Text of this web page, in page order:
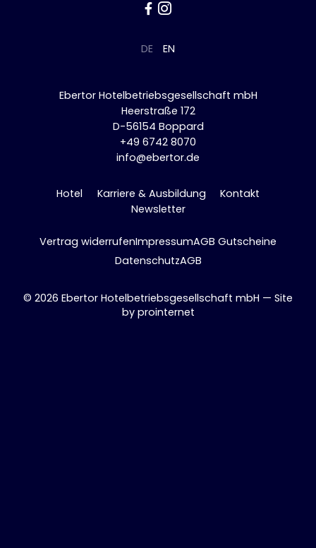
 
DE EN
Ebertor Hotelbetriebsgesellschaft mbH
Heerstraße 172
D-56154 Boppard
+49 6742 8070
info@ebertor.de
Hotel Karriere & Ausbildung
Kontakt
Newsletter
Vertrag widerrufenImpressumAGB Gutscheine
DatenschutzAGB
© 2026 Ebertor Hotelbetriebsgesellschaft mbH — Site
by prointernet